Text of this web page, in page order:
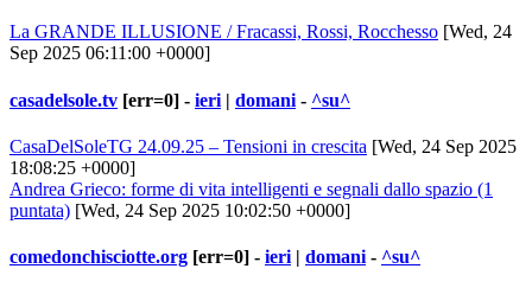
La GRANDE ILLUSIONE / Fracassi, Rossi, Rocchesso [Wed, 24
Sep 2025 06:11:00 +0000]
casadelsole.tv [err=0] - ieri | domani - ^su^
CasaDelSoleTG 24.09.25 – Tensioni in crescita [Wed, 24 Sep 2025
18:08:25 +0000]
Andrea Grieco: forme di vita intelligenti e segnali dallo spazio (1
puntata) [Wed, 24 Sep 2025 10:02:50 +0000]
comedonchisciotte.org [err=0] - ieri | domani - ^su^